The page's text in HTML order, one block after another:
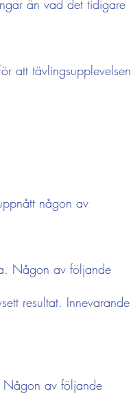
än vad det tidigare
att tävlingsupplevelsen
någon av
Någon av följande
resultat. Innevarande
Någon av följande